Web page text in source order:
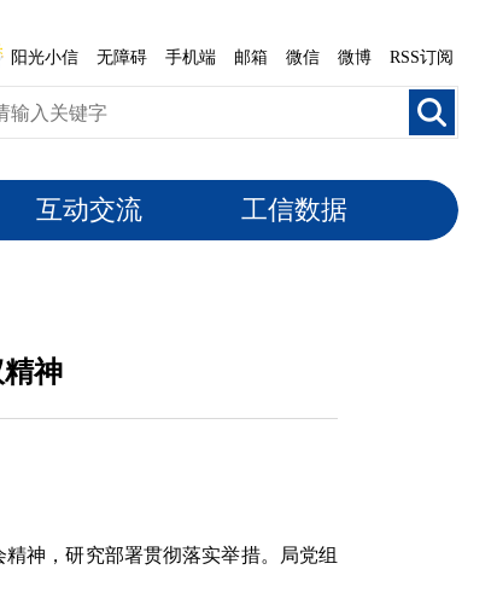
阳光小信 无障碍 手机端 邮箱 微信 微博 RSS订阅
互动交流 工信数据
神
神，研究部署贯彻落实举措。局党组